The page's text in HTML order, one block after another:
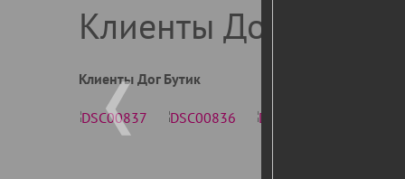
Клиенты Дог Бутик
Клиенты Дог Бутик